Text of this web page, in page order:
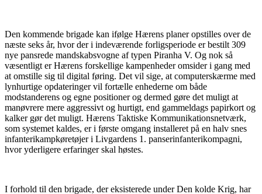
Den kommende brigade kan ifølge Hærens planer opstilles over de
næste seks år, hvor der i indeværende forligsperiode er bestilt 309
nye pansrede mandskabsvogne af typen Piranha V. Og nok så
væsentligt er Hærens forskellige kampenheder omsider i gang med
at omstille sig til digital føring. Det vil sige, at computerskærme med
lynhurtige opdateringer vil fortælle enhederne om både
modstanderens og egne positioner og dermed gøre det muligt at
manøvrere mere aggressivt og hurtigt, end gammeldags papirkort og
kalker gør det muligt. Hærens Taktiske Kommunikationsnetværk,
som systemet kaldes, er i første omgang installeret på en halv snes
infanterikampkøretøjer i Livgardens 1. panserinfanterikompagni,
hvor yderligere erfaringer skal høstes.
I forhold til den brigade, der eksisterede under Den kolde Krig, har